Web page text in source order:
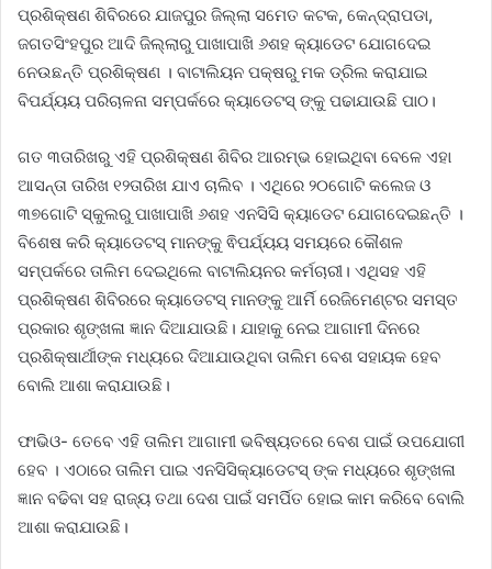
ପ୍ରଶିକ୍ଷଣ ଶିବିରରେ ଯାଜପୁର ଜିଲ୍ଲା ସମେତ କଟକ, କେନ୍ଦ୍ରାପଡା,
ଜଗତସିଂହପୁର ଆଦି ଜିଲ୍ଲାରୁ ପାଖାପାଖି ୬ଶହ କ୍ୟାଡେଟ ଯୋଗଦେଇ
ନେଉଛନ୍ତି ପ୍ରଶିକ୍ଷଣ । ବାଟାଲିୟନ ପକ୍ଷରୁ ମକ ଡ୍ରିଲ କରାଯାଇ
ବିପର୍ଯ୍ୟୟ ପରିଚାଳନା ସମ୍ପର୍କରେ କ୍ୟାଡେଟସ୍ ଙ୍କୁ ପଢାଯାଉଛି ପାଠ।
ଗତ ୩ତାରିଖରୁ ଏହି ପ୍ରଶିକ୍ଷଣ ଶିବିର ଆରମ୍ଭ ହୋଇଥିବା ବେଳେ ଏହା
ଆସନ୍ତା ତାରିଖ ୧୨ତାରିଖ ଯାଏ ଚାଲିବ । ଏଥିରେ ୨୦ଗୋଟି କଲେଜ ଓ
୩୭ଗୋଟି ସ୍କୁଲରୁ ପାଖାପାଖି ୬ଶହ ଏନସିସି କ୍ୟାଡେଟ ଯୋଗଦେଇଛନ୍ତି ।
ବିଶେଷ କରି କ୍ୟାଡେଟସ୍ ମାନଙ୍କୁ ଵିପର୍ଯ୍ୟୟ ସମୟରେ କୌଶଳ
ସମ୍ପର୍କରେ ତାଲିମ ଦେଇଥିଲେ ବାଟାଲିୟନର କର୍ମଚାରୀ। ଏଥିସହ ଏହି
ପ୍ରଶିକ୍ଷଣ ଶିବିରରେ କ୍ୟାଡେଟସ୍ ମାନଙ୍କୁ ଆର୍ମି ରେଜିମେଣ୍ଟର ସମସ୍ତ
ପ୍ରକାର ଶୃଙ୍ଖଳା ଜ୍ଞାନ ଦିଆଯାଉଛି। ଯାହାକୁ ନେଇ ଆଗାମୀ ଦିନରେ
ପ୍ରଶିକ୍ଷାର୍ଥୀଙ୍କ ମଧ୍ୟରେ ଦିଆଯାଉଥିବା ତାଲିମ ବେଶ ସହାୟକ ହେବ
ବୋଲି ଆଶା କରାଯାଉଛି।
ଫାଭିଓ- ତେବେ ଏହି ତାଲିମ ଆଗାମୀ ଭବିଷ୍ୟତରେ ବେଶ ପାଇଁ ଉପଯୋଗୀ
ହେବ । ଏଠାରେ ତାଲିମ ପାଇ ଏନସିସିକ୍ୟାଡେଟସ୍ ଙ୍କ ମଧ୍ୟରେ ଶୃଙ୍ଖଳା
ଜ୍ଞାନ ବଢିବା ସହ ରାଜ୍ୟ ତଥା ଦେଶ ପାଇଁ ସମର୍ପିତ ହୋଇ କାମ କରିବେ ବୋଲି
ଆଶା କରାଯାଉଛି।